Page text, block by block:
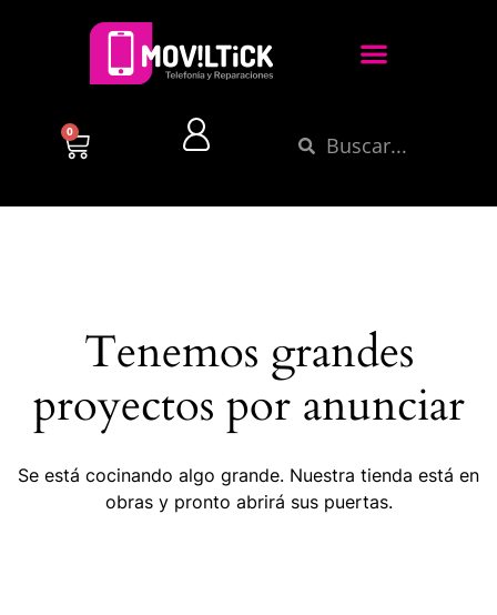
0
Tenemos grandes
proyectos por anunciar
Se está cocinando algo grande. Nuestra tienda está en
obras y pronto abrirá sus puertas.